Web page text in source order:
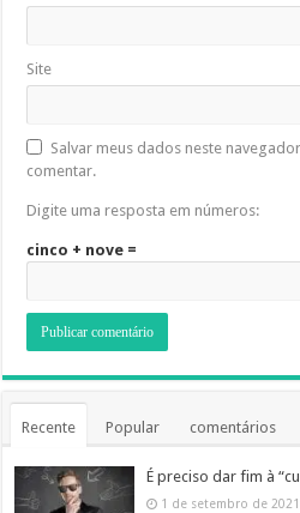
Site
Salvar meus dados neste
comentar.
Digite uma resposta em números:
cinco + nove =
Recente Popular comentários
É preciso dar fim à
1 de setembro de 2021